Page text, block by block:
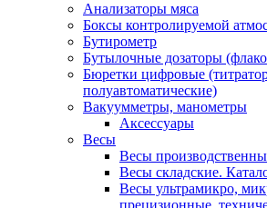
Анализаторы мяса
Боксы контролируемой
Бутирометр
Бутылочные дозаторы
Бюретки цифровые
полуавтоматические)
Вакуумметры, манометры
Аксессуары
Весы
Весы
Весы складские.
Весы ультрамикро,
прецизионные,